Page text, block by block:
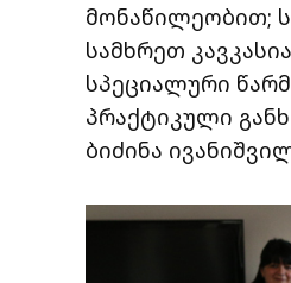
მონაწილეობით;
სამხრეთ
სპეციალური
პრაქტიკული
ბიძინა